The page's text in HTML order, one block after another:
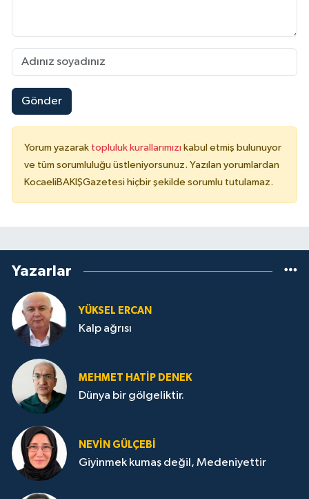
Gönder
Yorum yazarak topluluk kurallarımızı kabul etmiş bulunuyor
ve tüm sorumluluğu üstleniyorsunuz. Yazılan yorumlardan
KocaeliBAKIŞGazetesi hiçbir şekilde sorumlu tutulamaz.
Yazarlar
YÜKSEL ERCAN
Kalp ağrısı
MEHMET HATİP DENEK
Dünya bir gölgeliktir.
NEVİN GÜLÇEBİ
Giyinmek kumaş değil, Medeniyettir